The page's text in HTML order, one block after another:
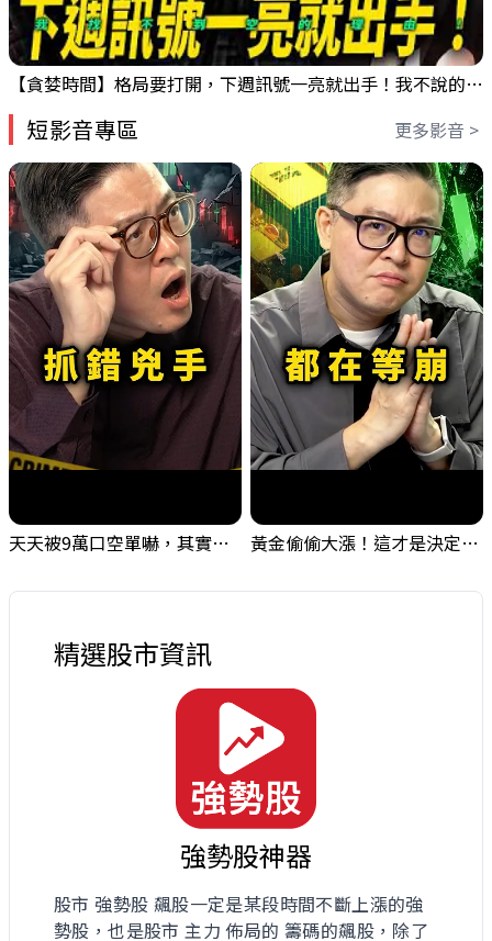
【貪婪時間】格局要打開，下週訊號一亮就出手！我不說的話還真一堆人不知道！｜錢進大趨勢 Mr.智霖 陳 2026/08/08
短影音專區 更多影音 >
天天被9萬口空單嚇，其實你盯錯地方了｜Mr.Jimmy高志銘 #台股 #外資期貨 #融資 黃金偷偷大漲！這才是決定台股生死的「真風向球」！｜Mr.Jimmy高志銘 #黃金 #美元指數 #聯準會
精選股市資訊
強勢股神器
股市 強勢股 飆股一定是某段時間不斷上漲的強
勢股，也是股市 主力 佈局的 籌碼的飆股，除了